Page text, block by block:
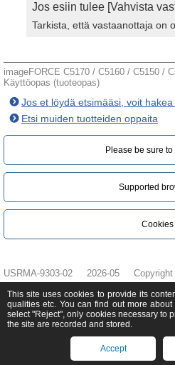
Jos esiin tulee [Vahvista
Tarkista, että vastaanottaja on
imageFORCE C5170 / C5160 / C5150 /
Käyttöopas (tuoteopas)
Jos et löydä etsimääsi, voit hakea
Etsi muiden tuotteiden oppaita
Please be sure
Supported
Cookies
USRMA-9303-02 2026-05
This site uses cookies to provide its
qualities etc. You can find out more
select "Reject", only cookies necessary to
the site are recorded and stored.
Accept